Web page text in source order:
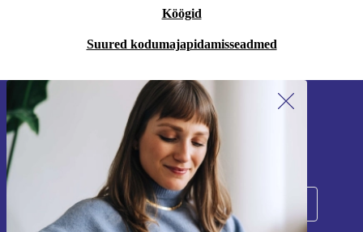
Köögid
Suured kodumajapidamisseadmed
Liitu meie uudiskirjaga!
Ära jäta enam ühtegi pakkumist vahele.